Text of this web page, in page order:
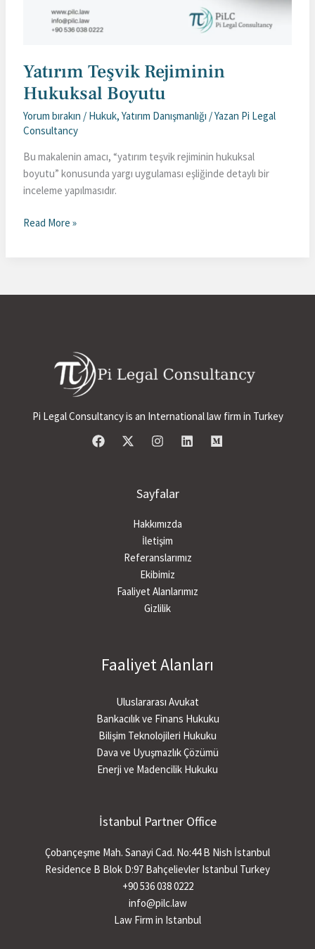
Yatırım Teşvik Rejiminin
Hukuksal Boyutu
Yorum bırakın / Hukuk,Yatırım Danışmanlığı / Yazan Pi Legal
Consultancy
Bu makalenin amacı, “yatırım teşvik rejiminin hukuksal
boyutu” konusunda yargı uygulaması eşliğinde detaylı bir
inceleme yapılmasıdır.
Yatırım
Read More »
Pi Legal Consultancy is an International law firm in Turkey
Sayfalar
Hakkımızda
İletişim
Referanslarımız
Ekibimiz
Faaliyet Alanlarımız
Gizlilik
Faaliyet Alanları
Uluslararası Avukat
Bankacılık ve Finans Hukuku
Bilişim Teknolojileri Hukuku
Dava ve Uyuşmazlık Çözümü
Enerji ve Madencilik Hukuku
İstanbul Partner Office
Çobançeşme Mah. Sanayi Cad. No:44 B Nish İstanbul
Residence B Blok D:97 Bahçelievler Istanbul Turkey
+90 536 038 0222
info@pilc.law
Law Firm in Istanbul